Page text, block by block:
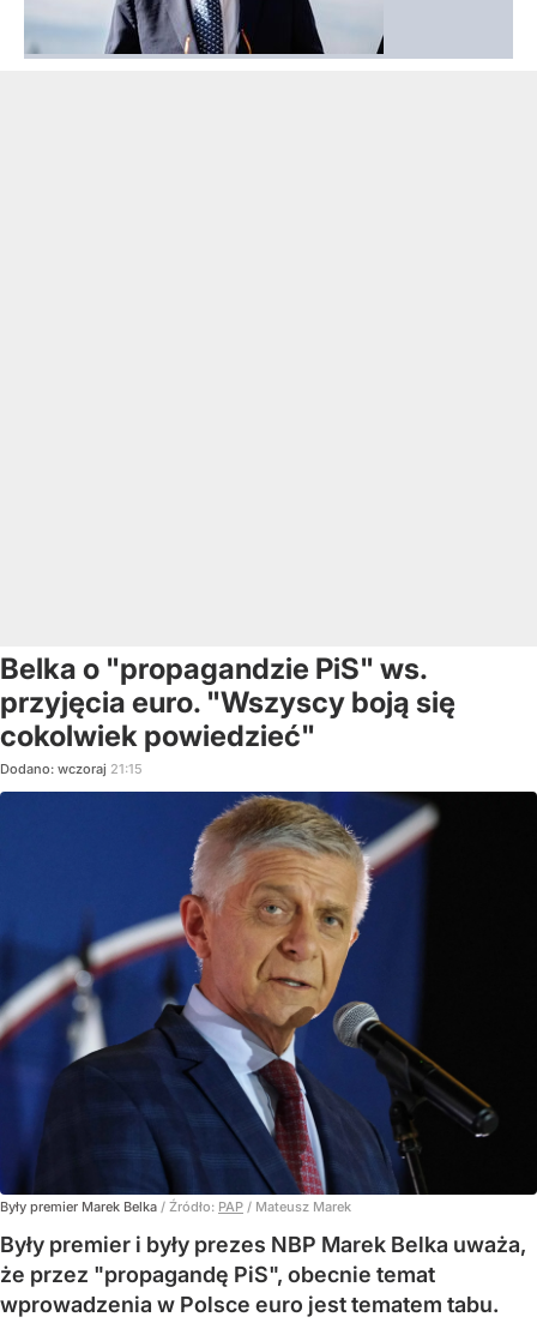
Belka o "propagandzie PiS" ws.
przyjęcia euro. "Wszyscy boją się
cokolwiek powiedzieć"
Dodano: wczoraj 21:15
Były premier Marek Belka / Źródło: PAP / Mateusz Marek
Były premier i były prezes NBP Marek Belka uważa,
że przez "propagandę PiS", obecnie temat
wprowadzenia w Polsce euro jest tematem tabu.